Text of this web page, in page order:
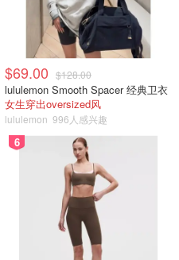
$69.00 $128.00
lululemon Smooth Spacer 经典卫衣
女生穿出oversized风
lululemon 996人感兴趣
6